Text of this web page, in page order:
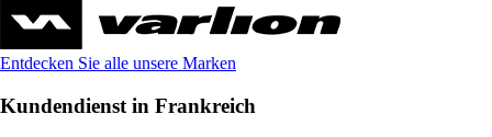
Entdecken Sie alle unsere Marken
Kundendienst in Frankreich